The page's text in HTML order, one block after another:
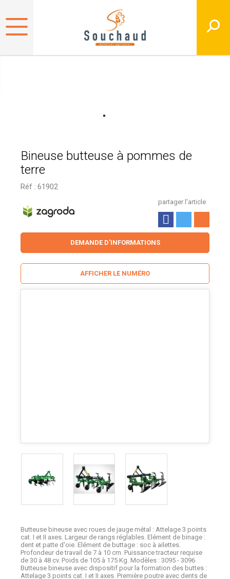
Bineuse butteuse à pommes de
terre
Réf : 61902
partager l'article
Butteuse bineuse avec roues de jauge métal : Attelage 3 points
cat. I et II axes. Largeur de rangs réglables. Elément de binage :
dent et patte d'oie. Elément de buttage : soc à ailettes.
Profondeur de travail de 7 à 10 cm. Puissance tracteur requise
de 30 à 48 cv. Poids de 105 à 175 Kg. Modèles : 3095 - 3096
Butteuse bineuse avec dispositif pour la formation des buttes :
Attelage 3 points cat. I et II axes. Première poutre avec dents de
DEMANDE D'INFORMATIONS
AFFICHER LE NUMÉRO